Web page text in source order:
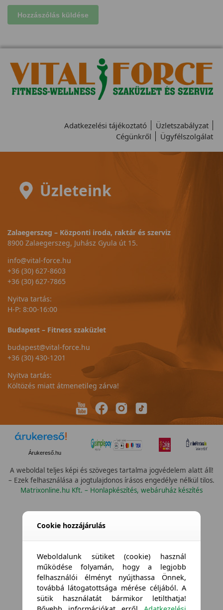
Adatkezelési tájékoztató
Üzletszabályzat
Cégünkről
Ügyfélszolgálat
Üzleteink
Zalaegerszeg – Központi iroda, raktár és szerviz
8900 Zalaegerszeg, Juhász Gyula út 15.
info@vital-force.hu
+36 (30) 627-8603
+36 (30) 627-7865
Nyitva tartás:
H-P: 8:00-16:00
Budapest – Fitness szaküzlet
budapest@vital-force.hu
+36 (30) 430-1201
Nyitva tartás:
Költözés miatt átmenetileg zárva!
Árukereső.hu
A weboldal teljes képi és szöveges tartalma jogvédelem alatt áll!
– Ezek felhasználása a jogtulajdonos írásos engedélye nélkül tilos.
Matrixonline.hu Kft. – Honlapkészítés, webáruház készítés
Cookie hozzájárulás
Weboldalunk sütiket (cookie) használ
működése folyamán, hogy a legjobb
felhasználói élményt nyújthassa Önnek,
továbbá látogatottsága mérése céljából. A
sütik használatát bármikor letilthatja!